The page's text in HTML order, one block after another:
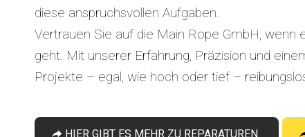
diese anspruchsvollen Aufgaben.
Vertrauen Sie auf die Main Rope GmbH,
geht. Mit unserer Erfahrung, Präzision und
Projekte – egal, wie hoch oder tief –
HIER GIBT ES MEHR ZU REPARATUREN